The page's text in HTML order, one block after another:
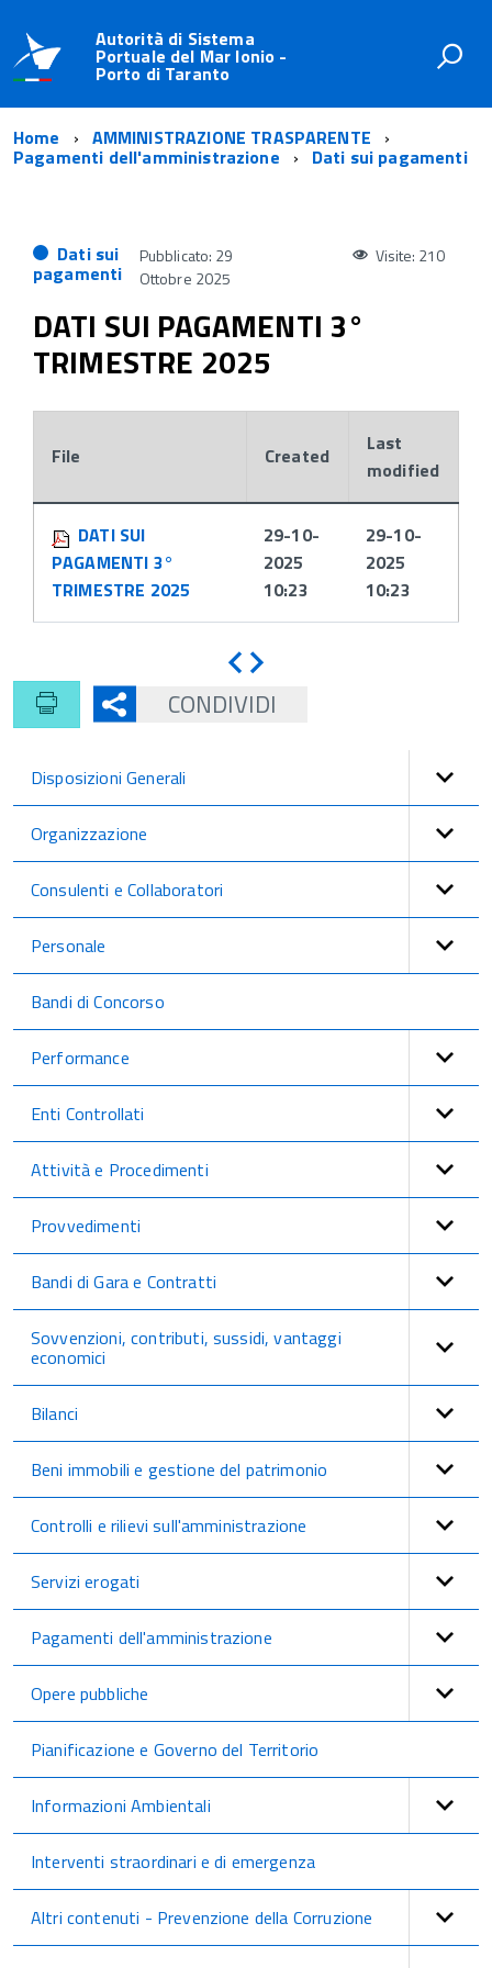
Autorità di Sistema
Portuale del Mar Ionio -
Porto di Taranto
Home AMMINISTRAZIONE TRASPARENTE
Pagamenti dell'amministrazione Dati sui pagamenti
Dati sui
pagamenti
Pubblicato: 29
Ottobre 2025
Visite: 210
DATI SUI PAGAMENTI 3°
TRIMESTRE 2025
Attachments:
File Created
Last
modified
DATI SUI
PAGAMENTI 3°
TRIMESTRE 2025
29-10-
2025
10:23
29-10-
2025
10:23
Indietro
CONDIVIDI
Disposizioni Generali
Organizzazione
Consulenti e Collaboratori
Personale
Bandi di Concorso
Performance
Enti Controllati
Attività e Procedimenti
Provvedimenti
Bandi di Gara e Contratti
Sovvenzioni, contributi, sussidi, vantaggi
economici
Bilanci
Beni immobili e gestione del patrimonio
Controlli e rilievi sull'amministrazione
Servizi erogati
Pagamenti dell'amministrazione
Opere pubbliche
Pianificazione e Governo del Territorio
Informazioni Ambientali
Interventi straordinari e di emergenza
Altri contenuti - Prevenzione della Corruzione